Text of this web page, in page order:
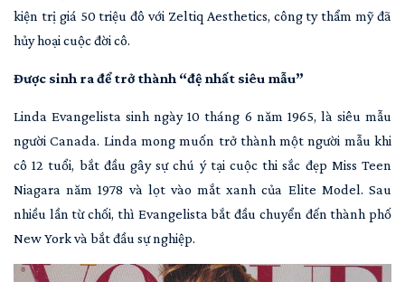
kiện trị giá 50 triệu đô với Zeltiq Aesthetics, công ty thẩm mỹ đã
hủy hoại cuộc đời cô.
Được sinh ra để trở thành “đệ nhất siêu mẫu”
Linda Evangelista sinh ngày 10 tháng 6 năm 1965, là siêu mẫu
người Canada. Linda mong muốn trở thành một người mẫu khi
cô 12 tuổi, bắt đầu gây sự chú ý tại cuộc thi sắc đẹp Miss Teen
Niagara năm 1978 và lọt vào mắt xanh của Elite Model. Sau
nhiều lần từ chối, thì Evangelista bắt đầu chuyển đến thành phố
New York và bắt đầu sự nghiệp.